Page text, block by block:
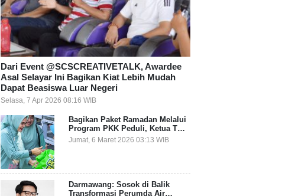
Dari Event @SCSCREATIVETALK, Awardee
Asal Selayar Ini Bagikan Kiat Lebih Mudah
Dapat Beasiswa Luar Negeri
Selasa, 7 Apr 2026 08:16 WIB
Bagikan Paket Ramadan Melalui
Program PKK Peduli, Ketua TP
PKK Kepulauan Selayar: Puasa
Adalah Ajang Melatih Kepekaan
Jumat, 6 Maret 2026 03:13 WIB
Darmawang: Sosok di Balik
Transformasi Perumda Air